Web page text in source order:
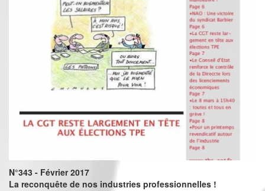
N°343 - Février 2017
La reconquête de nos industries professionnelles !